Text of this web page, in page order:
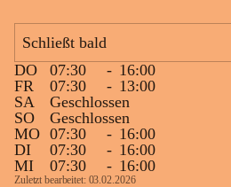
Schließt bald
DO
07:30 - 16:00
FR
07:30 - 13:00
SA
Geschlossen
SO
Geschlossen
MO 07:30 - 16:00
DI
07:30 - 16:00
MI
07:30 - 16:00
Zuletzt bearbeitet: 03.02.2026